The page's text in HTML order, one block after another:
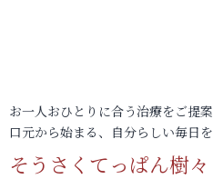
お一人おひとりに合う治療をご提案
口元から始まる、自分らしい毎日を
そうさくてっぱん樹々